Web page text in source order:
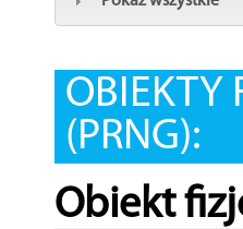
OBIEKTY
(PRNG):
Obiekt